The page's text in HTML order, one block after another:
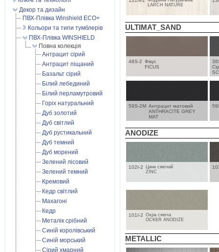
LARCH NATURE
ULTIMAT_SAND
48S-2 Фікус
FICUS
59S-2M Антрацит матовий
ANTHRACITE GREY
MAT
ANODIZE
102I-2
Цинк сяючий
ZINC
101I-2 Охра сяюча
OCKER ANODIZE
METALLIC
Декор та дизайн
ПВХ-Плівка Winshield ECO+
Кольори та типи тумблерів
ПВХ-Плівка WINSHIELD
Повна колекція
Антрацит сірий
Антрацит піщаний
Базальт сірий
Білий лебединий
Білий перламутровий
Горіх натуральний
Дуб золотий
Дуб світлий
Дуб рустикальний
Дуб темний
Дуб морений
Зелений лісовий
Зелений темний
Кремовий
Кедр світлий
Махагоні
Кедр
Металік срібний
Синій королівський
Синій морський
Сірий хмарний